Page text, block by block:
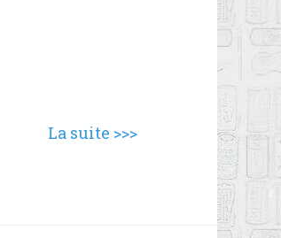
La suite >>>